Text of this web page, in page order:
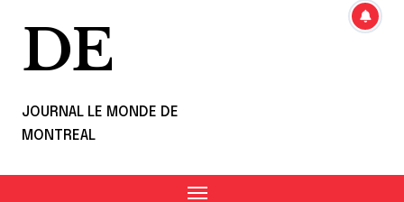
DE
JOURNAL LE MONDE DE
MONTREAL